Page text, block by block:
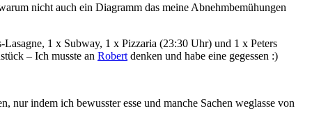
nicht auch ein Diagramm das meine Abnehmbemühungen
1 x Subway, 1 x Pizzaria (23:30 Uhr) und 1 x Peters
– Ich musste an Robert denken und habe eine gegessen :)
indem ich bewusster esse und manche Sachen weglasse von